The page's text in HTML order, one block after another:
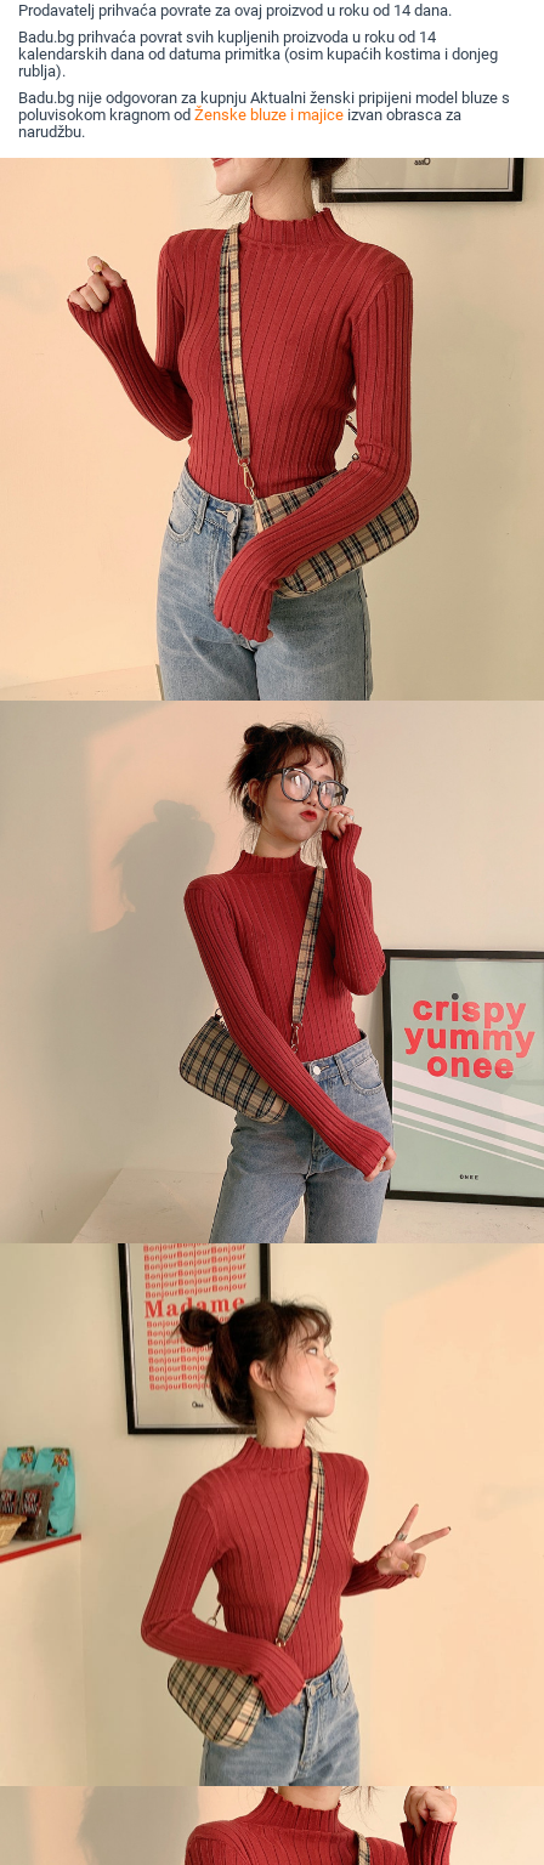
Prodavatelj prihvaća povrate za ovaj proizvod u roku od 14 dana.
Badu.bg prihvaća povrat svih kupljenih proizvoda u roku od 14
kalendarskih dana od datuma primitka (osim kupaćih kostima i donjeg
rublja).
Badu.bg nije odgovoran za kupnju Aktualni ženski pripijeni model bluze s
poluvisokom kragnom od Ženske bluze i majice izvan obrasca za
narudžbu.